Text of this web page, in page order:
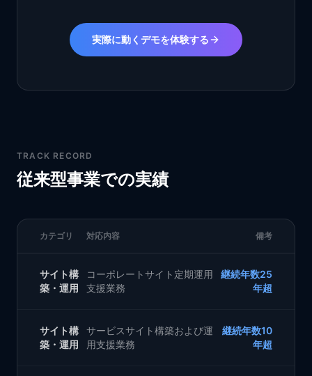
実際に動くデモを体験する
TRACK RECORD
従来型事業での実績
カテゴリ 対応内容 備考
サイト構
築・運用
コーポレートサイト定期運用
支援業務
継続年数25
年超
サイト構
築・運用
サービスサイト構築および運
用支援業務
継続年数10
年超